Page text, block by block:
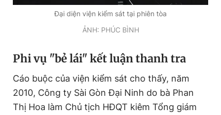
Đại diện viện kiểm sát tại phiên tòa
ẢNH: PHÚC BÌNH
Phi vụ "bẻ lái" kết luận thanh tra
Cáo buộc của viện kiểm sát cho thấy, năm
2010, Công ty Sài Gòn Đại Ninh do bà Phan
Thị Hoa làm Chủ tịch HĐQT kiêm Tổng giám